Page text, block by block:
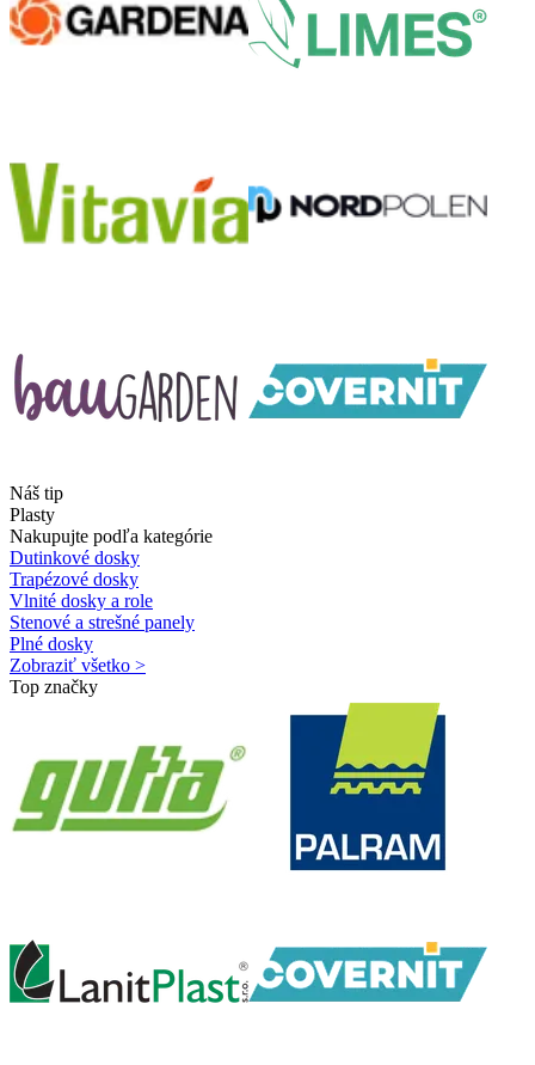
Náš tip
Plasty
Nakupujte podľa kategórie
Dutinkové dosky
Trapézové dosky
Vlnité dosky a role
Stenové a strešné panely
Plné dosky
Zobraziť všetko >
Top značky